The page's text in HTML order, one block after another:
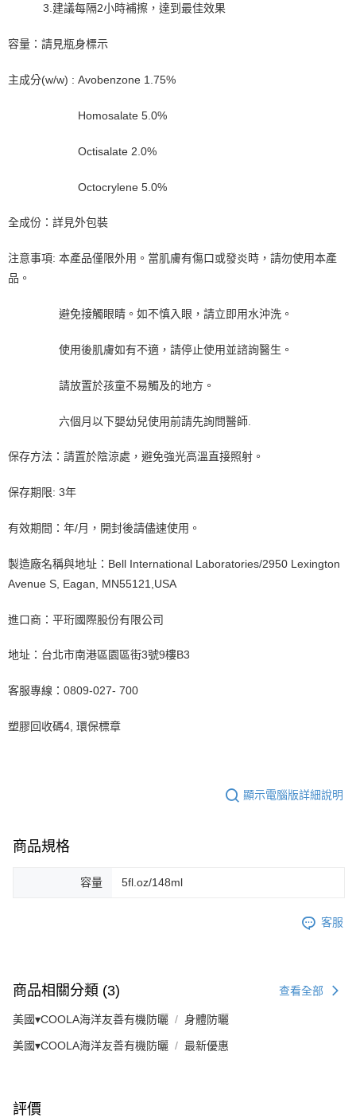
3.建議每隔2小時補擦，達到最佳效果
容量：請見瓶身標示
主成分(w/w) : Avobenzone 1.75%
Homosalate 5.0%
Octisalate 2.0%
Octocrylene 5.0%
全成份：詳見外包裝
注意事項: 本產品僅限外用。當肌膚有傷口或發炎時，請勿使用本產
品。
避免接觸眼睛。如不慎入眼，請立即用水沖洗。
使用後肌膚如有不適，請停止使用並諮詢醫生。
請放置於孩童不易觸及的地方。
六個月以下嬰幼兒使用前請先詢問醫師.
保存方法：請置於陰涼處，避免強光高溫直接照射。
保存期限: 3年
有效期間：年/月，開封後請儘速使用。
製造廠名稱與地址：Bell International Laboratories/2950 Lexington
Avenue S, Eagan, MN55121,USA
進口商：平珩國際股份有限公司
地址：台北市南港區園區街3號9樓B3
客服專線：0809-027- 700
塑膠回收碼4, 環保標章
顯示電腦版詳細說明
商品規格
容量 5fl.oz/148ml
客服
商品相關分類 (3) 查看全部
美國▾COOLA海洋友善有機防曬 身體防曬
美國▾COOLA海洋友善有機防曬 最新優惠
評價